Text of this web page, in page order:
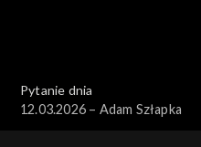
Pytanie dnia
12.03.2026 – Adam Szłapka